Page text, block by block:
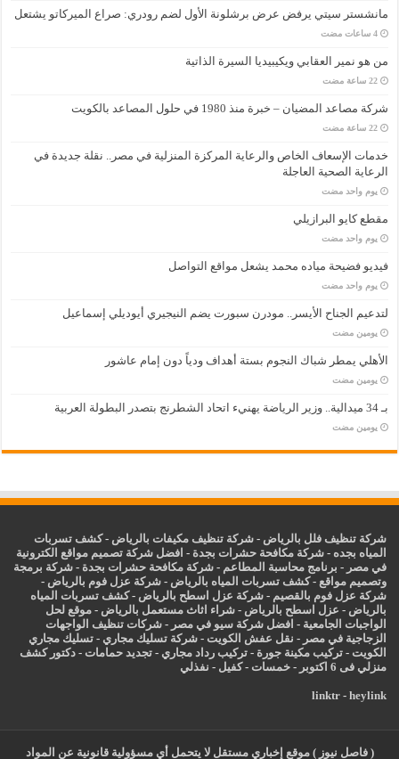
مانشستر سيتي يرفض عرض برشلونة الأول لضم رودري: صراع الميركاتو يشتعل
‏4 ساعات مضت
من هو نمير العقابي ويكيبيديا السيرة الذاتية
‏22 ساعة مضت
شركة مصاعد المضيان – خبرة منذ 1980 في حلول المصاعد بالكويت
‏22 ساعة مضت
خدمات الإسعاف الخاص والرعاية المركزة المنزلية في مصر.. نقلة جديدة في
الرعاية الصحية العاجلة
‏يوم واحد مضت
مقطع كايو البرازيلي
‏يوم واحد مضت
فيديو فضيحة مياده محمد يشعل مواقع التواصل
‏يوم واحد مضت
لتدعيم الجناح الأيسر.. مودرن سبورت يضم النيجيري أيوديلي إسماعيل
‏يومين مضت
الأهلي يمطر شباك النجوم بستة أهداف ودياً دون إمام عاشور
‏يومين مضت
بـ 34 ميدالية.. وزير الرياضة يهنيء اتحاد الشطرنج بتصدر البطولة العربية
‏يومين مضت
شركة تنظيف فلل بالرياض -شركة تنظيف مكيفات بالرياض -كشف تسربات
المياه بجده -شركة مكافحة حشرات بجدة - افضل شركة تصميم مواقع الكترونية
في مصر - برنامج محاسبة المطاعم -شركة مكافحة حشرات بجدة -شركة برمجة
وتصميم مواقع -كشف تسربات المياه بالرياض -شركة عزل فوم بالرياض -
شركة عزل فوم بالقصيم -شركة عزل اسطح بالرياض -كشف تسربات المياه
بالرياض - عزل اسطح بالرياض -شراء اثاث مستعمل بالرياض - موقع لحل
الواجبات الجامعية - افضل شركة سيو في مصر -شركات تنظيف الواجهات
الزجاجية في مصر - نقل عفش الكويت -شركة تسليك مجاري -تسليك مجاري
الكويت -تركيب مكينة جورة -تركيب رداد مجاري -تجديد حمامات -دكتور كشف
منزلي فى 6 اكتوبر
-خمسات -كفيل - نفذلي
linktr- heylink
( فاصل نيوز ) موقع إخباري مستقل لا يتحمل أي مسؤولية قانونية عن المواد